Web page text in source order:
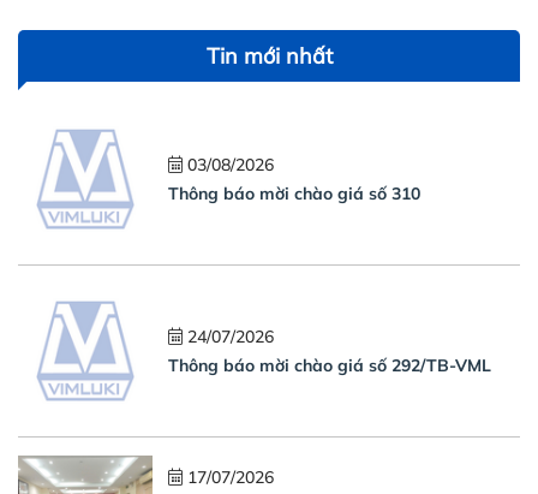
Tin mới nhất
03/08/2026
Thông báo mời chào giá số 310
24/07/2026
Thông báo mời chào giá số 292/TB-VML
17/07/2026